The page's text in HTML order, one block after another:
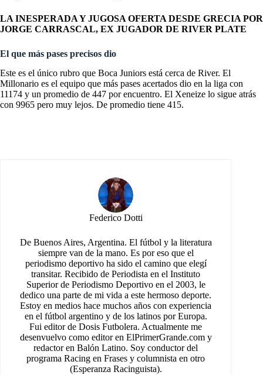
LA INESPERADA Y JUGOSA OFERTA DESDE GRECIA POR
JORGE CARRASCAL, EX JUGADOR DE RIVER PLATE
El que más pases precisos dio
Este es el único rubro que Boca Juniors está cerca de River. El
Millonario es el equipo que más pases acertados dio en la liga con
11174 y un promedio de 447 por encuentro. El Xeneize lo sigue atrás
con 9965 pero muy lejos. De promedio tiene 415.
Federico Dotti
De Buenos Aires, Argentina. El fútbol y la literatura
siempre van de la mano. Es por eso que el
periodismo deportivo ha sido el camino que elegí
transitar. Recibido de Periodista en el Instituto
Superior de Periodismo Deportivo en el 2003, le
dedico una parte de mi vida a este hermoso deporte.
Estoy en medios hace muchos años con experiencia
en el fútbol argentino y de los latinos por Europa.
Fui editor de Dosis Futbolera. Actualmente me
desenvuelvo como editor en ElPrimerGrande.com y
redactor en Balón Latino. Soy conductor del
programa Racing en Frases y columnista en otro
(Esperanza Racinguista).